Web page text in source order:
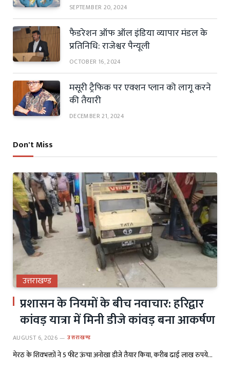
SEPTEMBER 20, 2024
फैडरेशन ऑफ ऑल इंडिया व्यापार मंडल के
प्रतिनिधि: राजेश्वर पैन्यूली
OCTOBER 16, 2024
मसूरी ट्रैफिक पर एक्शन प्लान को लागू करने
की तैयारी
DECEMBER 21, 2024
Don't Miss
उत्तराखण्ड
प्रशासन के नियमों के बीच नवाचार: हरिद्वार
कांवड़ यात्रा में मिनी डीजे कांवड़ बना आकर्षण
AUGUST 6, 2026 उत्तराखण्ड
मेरठ के शिवभक्तों ने 5 फीट ऊंचा अनोखा डीजे तैयार किया, करीब ढाई लाख रुपये…